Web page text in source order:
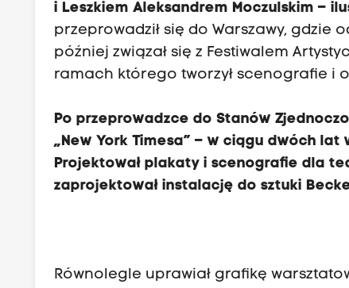
i Leszkiem Aleksandrem Moczulskim –
przeprowadził się do Warszawy, gdzie
później związał się z Festiwalem
ramach którego tworzył scenografie i
Po przeprowadzce do Stanów
„New York Timesa” – w ciągu dwóch
Projektował plakaty i scenografie dla
zaprojektował instalację do sztuki
Równolegle uprawiał grafikę